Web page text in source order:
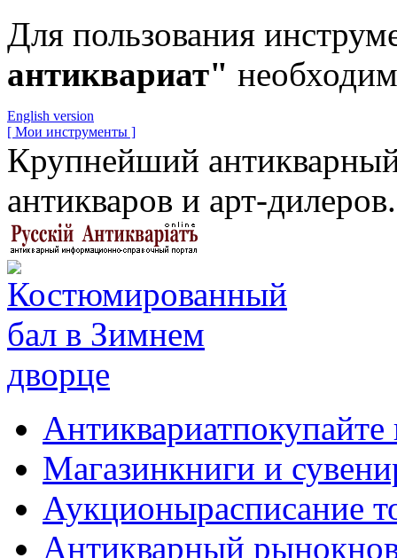
Для пользования
антиквариат"
English version
[ Мои инструменты ]
Крупнейший
антикваров и арт-дилеров.
Антиквариатпокупайте
Магазинкниги и
Аукционырасписание
Антикварный рынок